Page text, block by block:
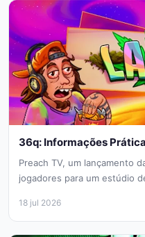
36q: Informações
Preach TV, um lançamento
jogadores para um estúdio
18 jul 2026